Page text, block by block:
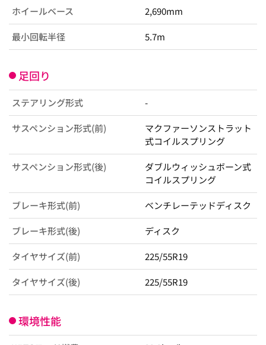
ホイールベース 2,690mm
最小回転半径 5.7m
足回り
ステアリング形式 -
サスペンション形式(前)
マクファーソンストラット
式コイルスプリング
サスペンション形式(後)
ダブルウィッシュボーン式
コイルスプリング
ブレーキ形式(前) ベンチレーテッドディスク
ブレーキ形式(後) ディスク
タイヤサイズ(前) 225/55R19
タイヤサイズ(後) 225/55R19
環境性能